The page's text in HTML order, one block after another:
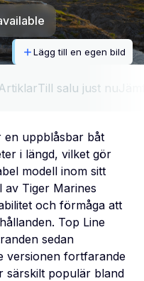
Lägg till en egen bild
Till salu just nu
en uppblåsbar båt
i längd, vilket gör
modell inom sitt
av Tiger Marines
och förmåga att
Top Line
sedan
versionen fortfarande
särskilt populär bland